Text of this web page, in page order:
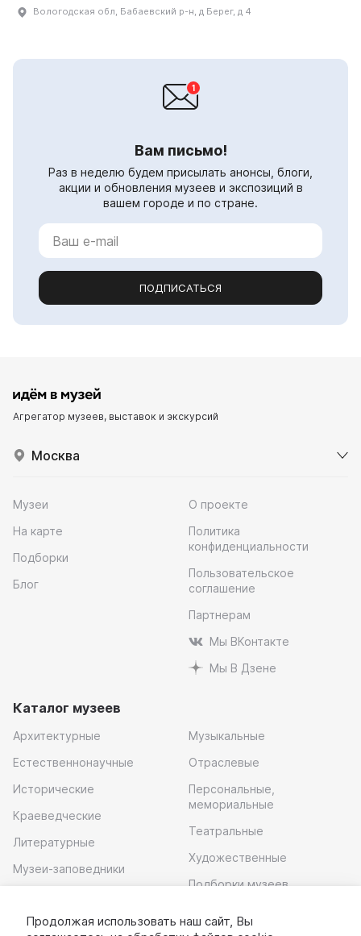
Вологодская обл, Бабаевский р-н, д Берег, д 4
Вам письмо!
Раз в неделю будем присылать анонсы, блоги,
акции и обновления музеев и экспозиций в
вашем городе и по стране.
ПОДПИСАТЬСЯ
Агрегатор музеев, выставок и экскурсий
Москва
Музеи
На карте
Подборки
Блог
О проекте
Политика
конфиденциальности
Пользовательское
соглашение
Партнерам
Мы ВКонтакте
Мы В Дзене
Каталог музеев
Архитектурные
Естественнонаучные
Исторические
Краеведческие
Литературные
Музеи-заповедники
Музыкальные
Отраслевые
Персональные,
мемориальные
Театральные
Художественные
Подборки музеев
Продолжая использовать наш сайт, Вы